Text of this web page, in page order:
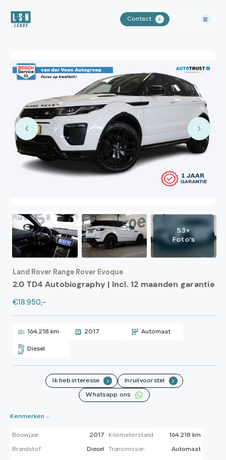
Contact .
Aanbod
Waarom LSN Lease?
Over ons
Contact
Land Rover Range Rover Evoque
2.0 TD4 Autobiography | Incl. 12 maanden garantie
€18.950,-
164.218 km 2017 Automaat
Diesel
Ik heb interesse . Inruilvoorstel .
Whatsapp ons
53+
Foto's
Kenmerken
Bouwjaar: 2017 Kilometerstand 164.218 km
Brandstof: Diesel Transmissie: Automaat